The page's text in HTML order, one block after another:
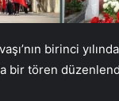
birinci
bir tören